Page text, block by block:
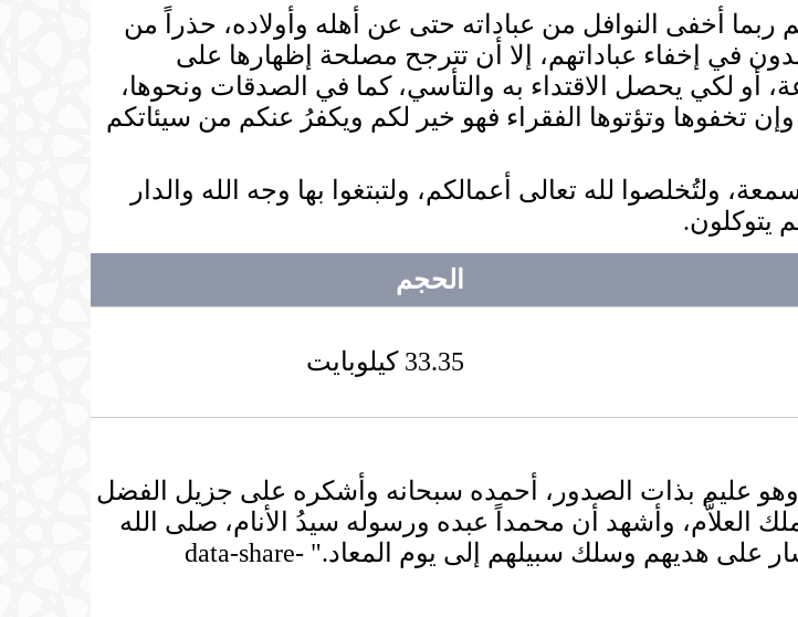
أخفى النوافل من عباداته حتى عن أهله وأولاده، حذراً من
في إخفاء عباداتهم، إلا أن تترجح مصلحة إظهارها على
أو لكي يحصل الاقتداء به والتأسي، كما في الصدقات ونحوها،
تخفوها وتؤتوها الفقراء فهو خير لكم ويكفرُ عنكم من سيئاتكم
ولتُخلصوا لله تعالى أعمالكم، ولتبتغوا بها وجه الله والدار
يتوكلون.
الحجم
33.35 كيلوبايت
وهو عليم بذات الصدور، أحمده سبحانه وأشكره على جزيل الفضل
العلاَّم، وأشهد أن محمداً عبده ورسوله سيدُ الأنام، صلى الله
وسلم عليه، وعلى آله وأصحابه الأئمة الأعلام، ومن سار على هديهم وسلك سبيلهم إلى يوم المعاد." data-share-